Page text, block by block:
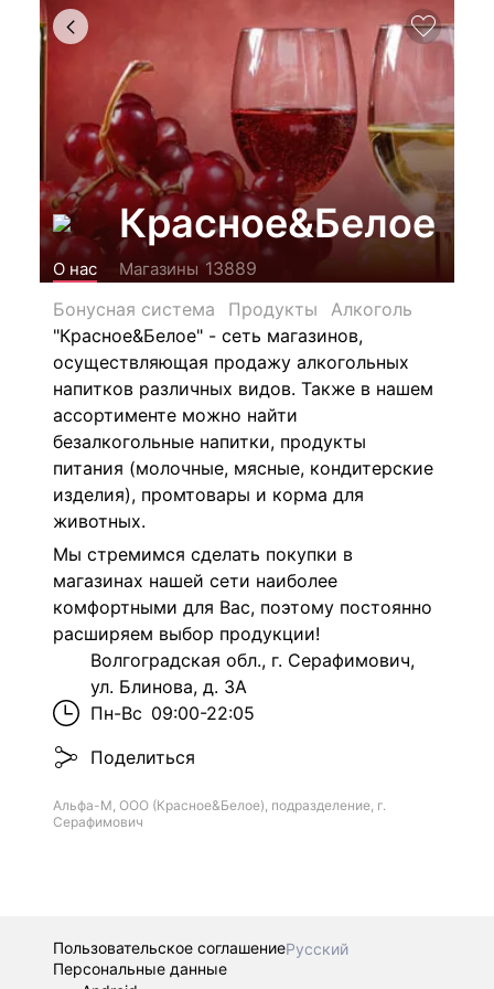
Красное&Белое
О нас Магазины 13889
Бонусная система
Продукты
Алкоголь
"Красное&Белое" - сеть магазинов,
осуществляющая продажу алкогольных
напитков различных видов. Также в нашем
ассортименте можно найти
безалкогольные напитки, продукты
питания (молочные, мясные, кондитерские
изделия), промтовары и корма для
животных.
Мы стремимся сделать покупки в
магазинах нашей сети наиболее
комфортными для Вас, поэтому постоянно
расширяем выбор продукции!
Волгоградская обл., г. Серафимович,
ул. Блинова, д. 3А
Пн-Вс 09:00-22:05
Поделиться
Альфа-М, ООО (Красное&Белое), подразделение, г.
Серафимович
Пользовательское соглашениеРусский
Персональные данные